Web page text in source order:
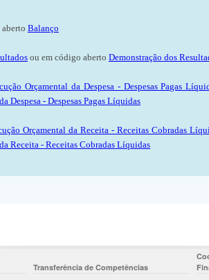
Balanço
ou em código aberto Demonstração dos
Orçamental da Despesa - Despesas Pagas
Despesa - Despesas Pagas Líquidas
Orçamental da Receita - Receitas Cobradas
Receita - Receitas Cobradas Líquidas
Transferência de Competências